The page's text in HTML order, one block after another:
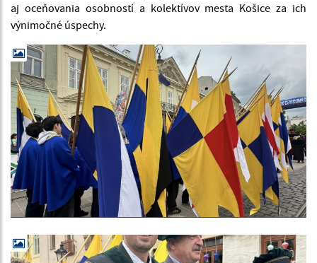
aj oceňovania osobností a kolektívov mesta Košice za ich
výnimočné úspechy.